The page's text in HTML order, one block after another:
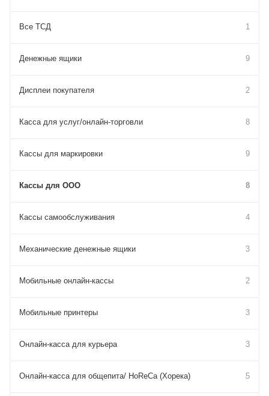
Все ТСД 1
Денежные ящики 9
Дисплеи покупателя 2
Касса для услуг/онлайн-торговли 8
Кассы для маркировки 9
Кассы для ООО 8
Кассы самообслуживания 4
Механические денежные ящики 3
Мобильные онлайн-кассы 2
Мобильные принтеры 3
Онлайн-касса для курьера 3
Онлайн-касса для общепита/ HoReCa (Хорека) 5